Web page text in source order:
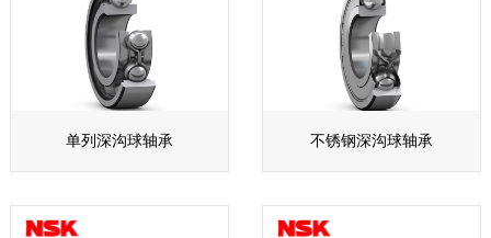
单列深沟球轴承 不锈钢深沟球轴承